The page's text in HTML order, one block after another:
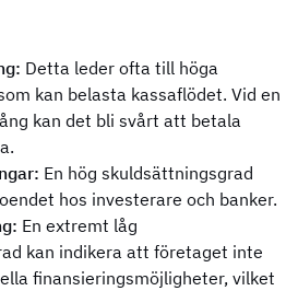
Detta leder ofta till höga
kan belasta kassaflödet. Vid en
kan det bli svårt att betala
En hög skuldsättningsgrad
hos investerare och banker.
En extremt låg
kan indikera att företaget inte
finansieringsmöjligheter, vilket